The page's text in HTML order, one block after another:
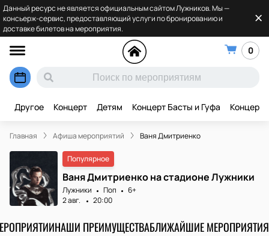
Данный ресурс не является официальным сайтом Лужников. Мы —
консьерж-сервис, предоставляющий услуги по бронированию и
доставке билетов на мероприятия.
0
Другое Концерт Детям Концерт Басты и Гуфа Концерт
Главная Афиша мероприятий Ваня Дмитриенко
Популярное
Ваня Дмитриенко на стадионе Лужники
Лужники Поп
6+
2 авг.
20:00
НАШИ ПРЕИМУЩЕСТВАБЛИЖАЙШИЕ МЕРОПРИЯТИЯ